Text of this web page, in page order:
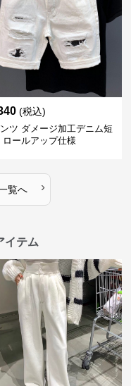
(税込)
ツ ダメージ加工デニム短
ロールアップ仕様
覧へ ›
イテム